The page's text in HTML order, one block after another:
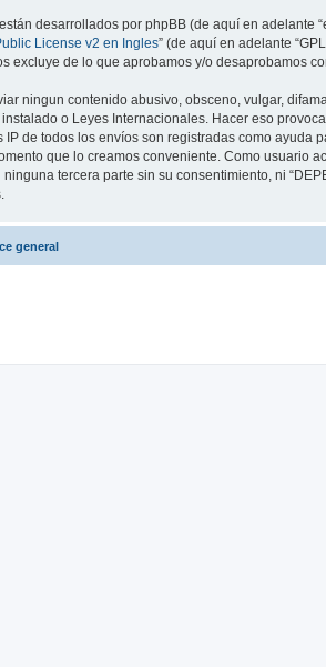
desarrollados por phpBB (de aquí en adelante
License v2 en Ingles” (de aquí en adelante
excluye de lo que aprobamos y/o desaprobamos
ningun contenido abusivo, obsceno, vulgar,
instalado o Leyes Internacionales. Hacer eso
IP de todos los envíos son registradas como ayuda
que lo creamos conveniente. Como usuario
tercera parte sin su consentimiento, ni
general